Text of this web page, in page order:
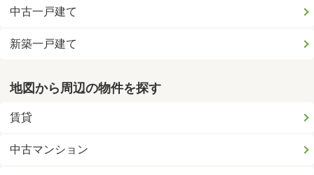
中古一戸建て
新築一戸建て
地図から周辺の物件を探す
賃貸
中古マンション